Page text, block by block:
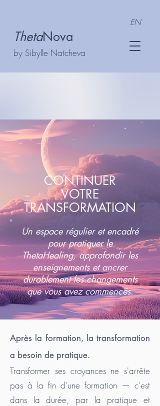
EN
ThetaNova
by Sibylle Natcheva
CONTINUER
VOTRE
TRANSFORMATION
Un espace régulier et encadré
pour pratiquer le
ThetaHealing, approfondir les
enseignements et ancrer
durablement les changements
que vous avez commencés.
Après la formation, la transformation
a besoin de pratique.
Transformer ses croyances ne s'arrête
pas à la fin d'une formation — c'est
dans la durée, par la pratique et